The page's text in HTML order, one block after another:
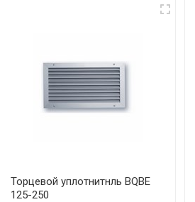
Торцевой уплотнитнль BQBE
125-250